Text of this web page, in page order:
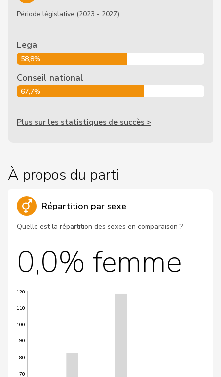
Période législative (2023 - 2027)
Lega
58,8%
Conseil national
67,7%
Plus sur les statistiques de succès >
À propos du parti
Répartition par sexe
Quelle est la répartition des sexes en comparaison ?
0,0% femme
70
80
90
100
110
120